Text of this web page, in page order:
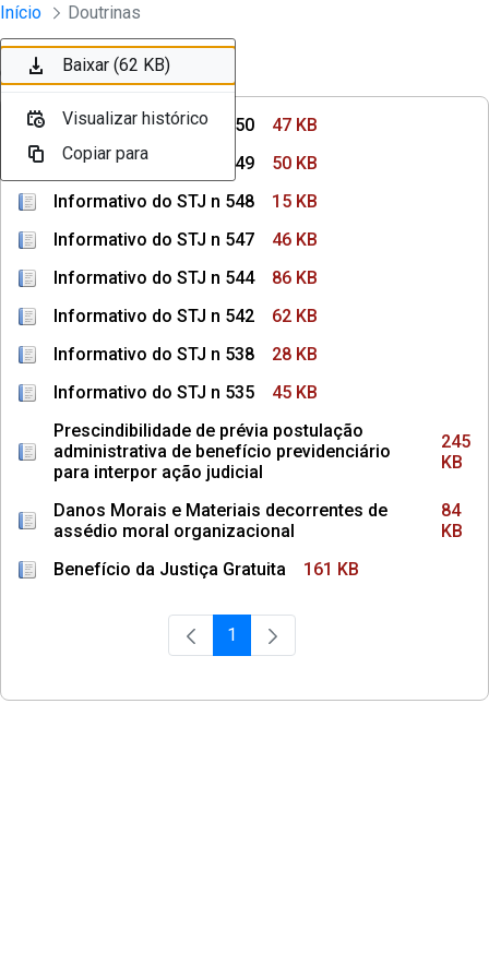
Pular para o Conteúdo principal
Instrumentos Jurídicos
Início Doutrinas
Ordenar Filtro
Informativo do STJ n 550
47 KB
Informativo do STJ n 549
50 KB
Informativo do STJ n 548
15 KB
Informativo do STJ n 547
46 KB
Informativo do STJ n 544
86 KB
Informativo do STJ n 542
62 KB
Informativo do STJ n 538
28 KB
Informativo do STJ n 535
45 KB
Prescindibilidade de prévia postulação
administrativa de benefício previdenciário
para interpor ação judicial
245
KB
Danos Morais e Materiais decorrentes de
assédio moral organizacional
84
KB
Benefício da Justiça Gratuita
161 KB
Página
1
Baixar (47 KB)
Visualizar histórico
Copiar para
Baixar (50 KB)
Visualizar histórico
Copiar para
Baixar (15 KB)
Visualizar histórico
Copiar para
Baixar (46 KB)
Visualizar histórico
Copiar para
Baixar (86 KB)
Visualizar histórico
Copiar para
Baixar (62 KB)
Visualizar histórico
Copiar para